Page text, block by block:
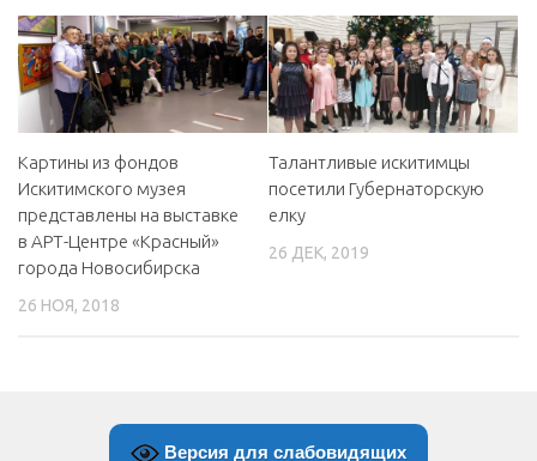
Картины из фондов
Искитимского музея
представлены на выставке
в АРТ-Центре «Красный»
города Новосибирска
26 НОЯ, 2018
Талантливые искитимцы
посетили Губернаторскую
елку
26 ДЕК, 2019
Версия для слабовидящих